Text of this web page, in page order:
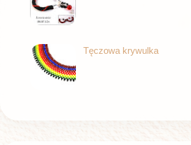
Tęczowa krywulka